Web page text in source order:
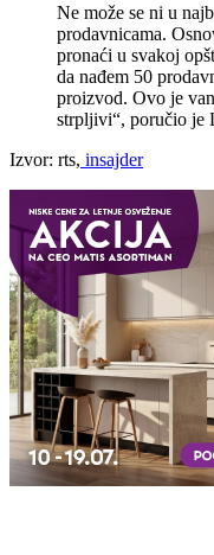
Ne može se ni u
prodavnicama.
pronaći u svakoj
da nađem 50
proizvod. Ovo je
strpljivi“, poručio je
Izvor: rts, insajder